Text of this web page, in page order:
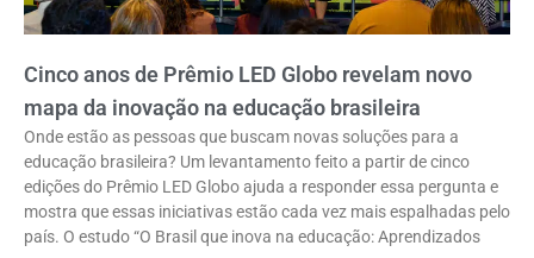
Cinco anos de Prêmio LED Globo revelam novo
mapa da inovação na educação brasileira
Onde estão as pessoas que buscam novas soluções para a
educação brasileira? Um levantamento feito a partir de cinco
edições do Prêmio LED Globo ajuda a responder essa pergunta e
mostra que essas iniciativas estão cada vez mais espalhadas pelo
país. O estudo “O Brasil que inova na educação: Aprendizados